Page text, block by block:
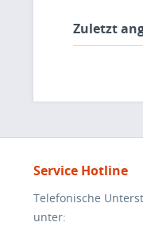
Zuletzt
Service Hotline
Telefonische
unter: